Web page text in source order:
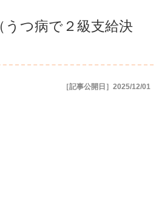
うつ病で２級支給決
［記事公開日］2025/12/01
例